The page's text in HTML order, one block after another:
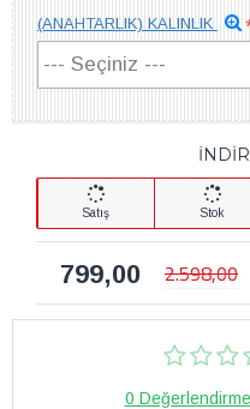
0 Değerlendirme
Satış Stok
799,00 2.598,00
(ANAHTARLIK) KALINLIK